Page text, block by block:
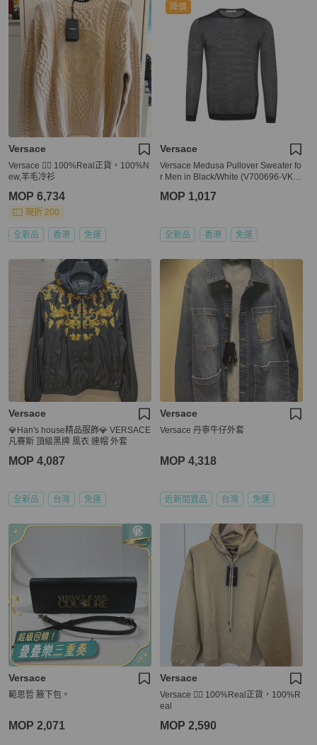
Versace
Versace 👍🏻 100%Real正貨，100%N
ew,羊毛冷衫
MOP 6,734
現折 200
全新品 香港 免運
降價
Versace
Versace Medusa Pullover Sweater fo
r Men in Black/White (V700696-VK0
MOP 1,017
全新品 香港 免運
Versace
💎Han's house精品服飾💎 VERSACE
凡賽斯 頂級黑牌 風衣 連帽 外套
MOP 4,087
全新品 台灣 免運
Versace
Versace 丹寧牛仔外套
MOP 4,318
近新閒置品 台灣 免運
Versace
範思哲 腋下包。
MOP 2,071
Versace
Versace 👍🏻 100%Real正貨，100%R
eal
MOP 2,590